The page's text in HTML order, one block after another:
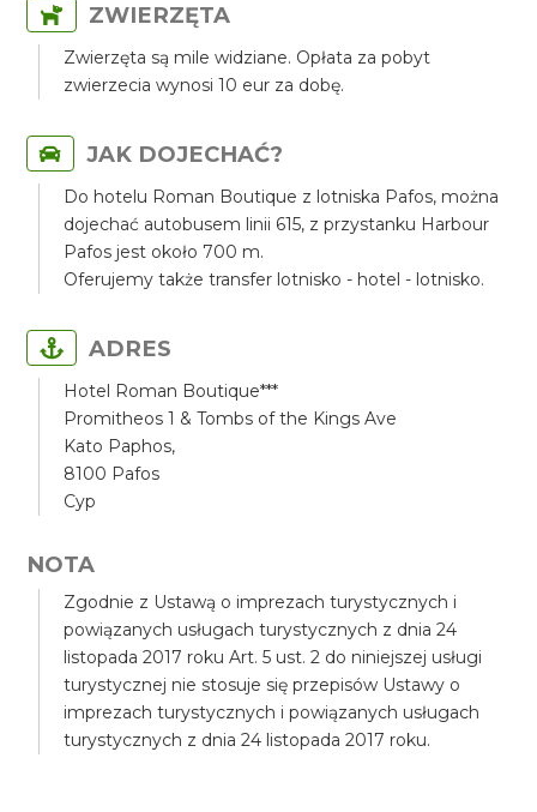
ZWIERZĘTA
Zwierzęta są mile widziane. Opłata za pobyt
zwierzecia wynosi 10 eur za dobę.
JAK DOJECHAĆ?
Do hotelu Roman Boutique z lotniska Pafos, można
dojechać autobusem linii 615, z przystanku Harbour
Pafos jest około 700 m.
Oferujemy także transfer lotnisko - hotel - lotnisko.
ADRES
Hotel Roman Boutique***
Promitheos 1 & Tombs of the Kings Ave
Kato Paphos,
8100 Pafos
Cyp
NOTA
Zgodnie z Ustawą o imprezach turystycznych i
powiązanych usługach turystycznych z dnia 24
listopada 2017 roku Art. 5 ust. 2 do niniejszej usługi
turystycznej nie stosuje się przepisów Ustawy o
imprezach turystycznych i powiązanych usługach
turystycznych z dnia 24 listopada 2017 roku.